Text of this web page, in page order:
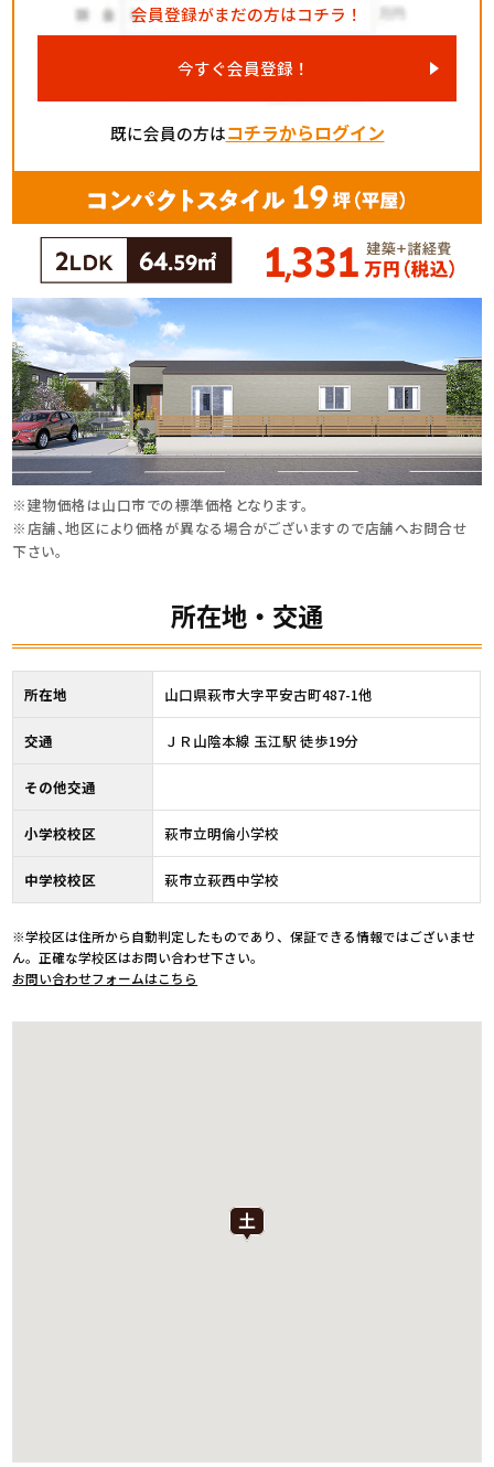
会員登録がまだの方はコチラ！
今すぐ会員登録！
既に会員の方はコチラからログイン
※建物価格は⼭⼝市での標準価格となります。
※店舗、地区により価格が異なる場合がございますので店舗へお問合せ
下さい。
所在地・交通
所在地 山口県萩市大字平安古町487-1他
交通 ＪＲ山陰本線 玉江駅 徒歩19分
その他交通
小学校校区 萩市立明倫小学校
中学校校区 萩市立萩西中学校
※学校区は住所から自動判定したものであり、保証できる情報ではございませ
ん。正確な学校区はお問い合わせ下さい。
お問い合わせフォームはこちら